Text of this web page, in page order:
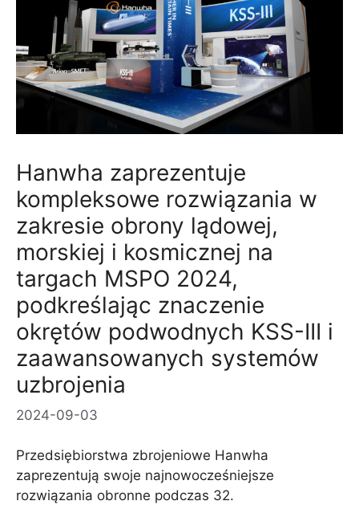
Hanwha zaprezentuje
kompleksowe rozwiązania w
zakresie obrony lądowej,
morskiej i kosmicznej na
targach MSPO 2024,
podkreślając znaczenie
okrętów podwodnych KSS-III i
zaawansowanych systemów
uzbrojenia
2024-09-03
Przedsiębiorstwa zbrojeniowe Hanwha
zaprezentują swoje najnowocześniejsze
rozwiązania obronne podczas 32.